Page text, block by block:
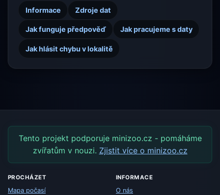
Informace Zdroje dat
Jak funguje předpověď Jak pracujeme s daty
Jak hlásit chybu v lokalitě
Tento projekt podporuje minizoo.cz - pomáháme
zvířatům v nouzi. Zjistit více o minizoo.cz
PROCHÁZET
Mapa počasí
INFORMACE
O nás